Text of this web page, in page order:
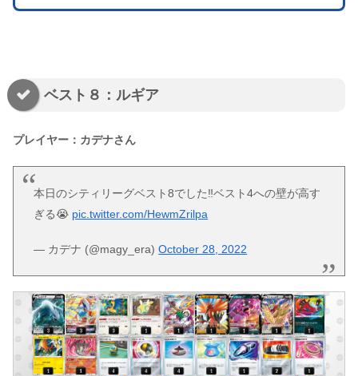
ベスト８：ルギア
プレイヤー：カデナさん
本日のシティリーグベスト8でした‼️ベスト4への壁が高す
ぎる😭 pic.twitter.com/HewmZrilpa
— カデナ (@magy_era)October 28, 2022